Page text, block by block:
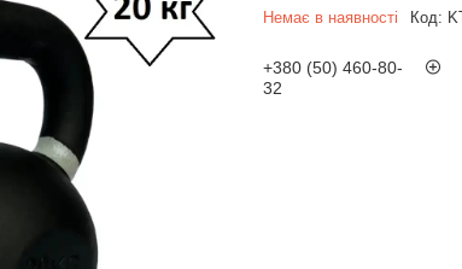
Немає в наявності Код:
+380 (50) 460-80-
32